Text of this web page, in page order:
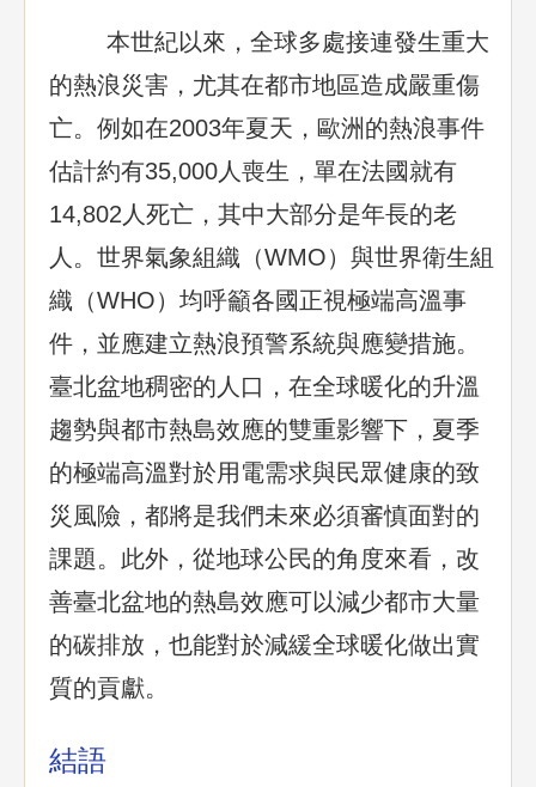
本世紀以來，全球多處接連發生重大
的熱浪災害，尤其在都市地區造成嚴重傷
亡。例如在2003年夏天，歐洲的熱浪事件
估計約有35,000人喪生，單在法國就有
14,802人死亡，其中大部分是年長的老
人。世界氣象組織（WMO）與世界衛生組
織（WHO）均呼籲各國正視極端高溫事
件，並應建立熱浪預警系統與應變措施。
臺北盆地稠密的人口，在全球暖化的升溫
趨勢與都市熱島效應的雙重影響下，夏季
的極端高溫對於用電需求與民眾健康的致
災風險，都將是我們未來必須審慎面對的
課題。此外，從地球公民的角度來看，改
善臺北盆地的熱島效應可以減少都市大量
的碳排放，也能對於減緩全球暖化做出實
質的貢獻。
結語